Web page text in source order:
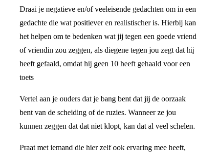
Draai je negatieve en/of veeleisende gedachten om in een
gedachte die wat positiever en realistischer is. Hierbij kan
het helpen om te bedenken wat jij tegen een goede vriend
of vriendin zou zeggen, als diegene tegen jou zegt dat hij
heeft gefaald, omdat hij geen 10 heeft gehaald voor een
toets
Vertel aan je ouders dat je bang bent dat jij de oorzaak
bent van de scheiding of de ruzies. Wanneer ze jou
kunnen zeggen dat dat niet klopt, kan dat al veel schelen.
Praat met iemand die hier zelf ook ervaring mee heeft,